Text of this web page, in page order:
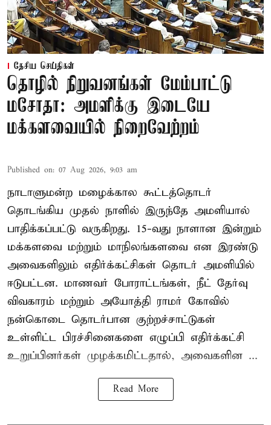
தேசிய செய்திகள்
தொழில் நிறுவனங்கள் மேம்பாட்டு
மசோதா: அமளிக்கு இடையே
மக்களவையில் நிறைவேற்றம்
Published on: 07 Aug 2026, 9:03 am
நாடாளுமன்ற மழைக்கால கூட்டத்தொடர்
தொடங்கிய முதல் நாளில் இருந்தே அமளியால்
பாதிக்கப்பட்டு வருகிறது. 15-வது நாளான இன்றும்
மக்களவை மற்றும் மாநிலங்களவை என இரண்டு
அவைகளிலும் எதிர்க்கட்சிகள் தொடர் அமளியில்
ஈடுபட்டன. மாணவர் போராட்டங்கள், நீட் தேர்வு
விவகாரம் மற்றும் அயோத்தி ராமர் கோவில்
நன்கொடை தொடர்பான குற்றச்சாட்டுகள்
உள்ளிட்ட பிரச்சினைகளை எழுப்பி எதிர்க்கட்சி
உறுப்பினர்கள் முழக்கமிட்டதால், அவைகளின ...
Read More